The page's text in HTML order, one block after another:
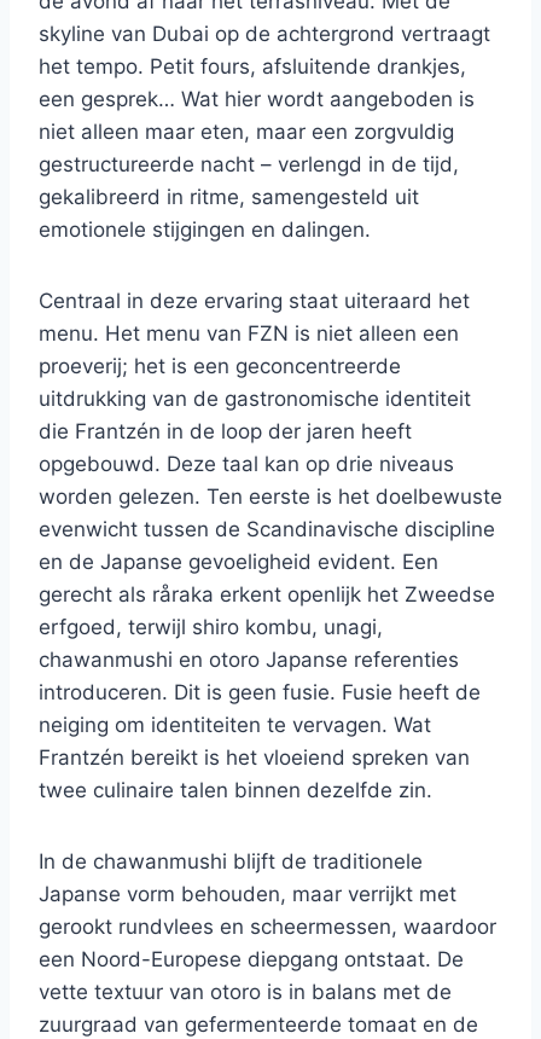
skyline van Dubai op de achtergrond vertraagt ​​
het tempo. Petit fours, afsluitende drankjes,
een gesprek… Wat hier wordt aangeboden is
niet alleen maar eten, maar een zorgvuldig
gestructureerde nacht – verlengd in de tijd,
gekalibreerd in ritme, samengesteld uit
emotionele stijgingen en dalingen.
Centraal in deze ervaring staat uiteraard het
menu. Het menu van FZN is niet alleen een
proeverij; het is een geconcentreerde
uitdrukking van de gastronomische identiteit
die Frantzén in de loop der jaren heeft
opgebouwd. Deze taal kan op drie niveaus
worden gelezen. Ten eerste is het doelbewuste
evenwicht tussen de Scandinavische discipline
en de Japanse gevoeligheid evident. Een
gerecht als råraka erkent openlijk het Zweedse
erfgoed, terwijl shiro kombu, unagi,
chawanmushi en otoro Japanse referenties
introduceren. Dit is geen fusie. Fusie heeft de
neiging om identiteiten te vervagen. Wat
Frantzén bereikt is het vloeiend spreken van
twee culinaire talen binnen dezelfde zin.
In de chawanmushi blijft de traditionele
Japanse vorm behouden, maar verrijkt met
gerookt rundvlees en scheermessen, waardoor
een Noord-Europese diepgang ontstaat. De
vette textuur van otoro is in balans met de
zuurgraad van gefermenteerde tomaat en de